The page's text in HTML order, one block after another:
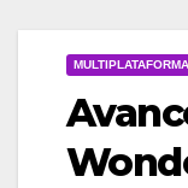
MULTIPLATAFORMA